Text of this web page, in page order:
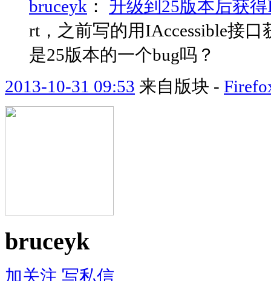
bruceyk ： 升级到25版本后获
rt，之前写的用IAccessible接
是25版本的一个bug吗？
2013-10-31 09:53 来自版块 -
bruceyk
加关注 写私信